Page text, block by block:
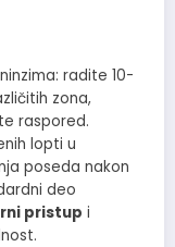
radite 10-
zona,
raspored.
lopti u
poseda nakon
deo
pristup i